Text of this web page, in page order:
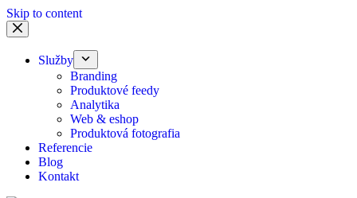
Skip to content
Služby
Branding
Produktové feedy
Analytika
Web & eshop
Produktová fotografia
Referencie
Blog
Kontakt